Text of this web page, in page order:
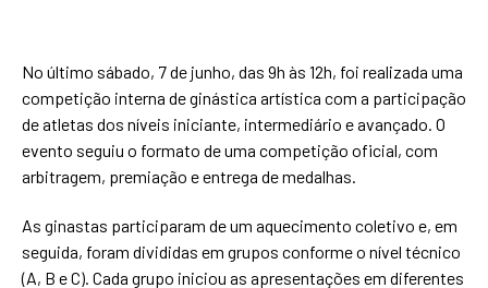
No último sábado, 7 de junho, das 9h às 12h, foi realizada uma
competição interna de ginástica artística com a participação
de atletas dos níveis iniciante, intermediário e avançado. O
evento seguiu o formato de uma competição oficial, com
arbitragem, premiação e entrega de medalhas.
As ginastas participaram de um aquecimento coletivo e, em
seguida, foram divididas em grupos conforme o nível técnico
(A, B e C). Cada grupo iniciou as apresentações em diferentes